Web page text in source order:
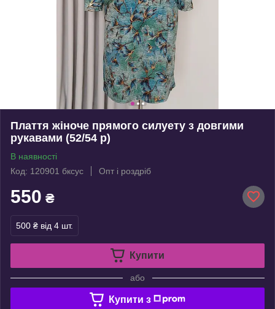
Плаття жіноче прямого силуету з довгими
рукавами (52/54 р)
В наявності
Код: 120901 бксус
Опт і роздріб
550 ₴
500 ₴ від 4 шт.
Купити
або
Купити з